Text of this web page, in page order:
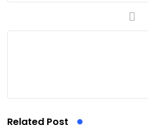
Related Post